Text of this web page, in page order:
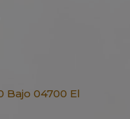
Bajo 04700 El